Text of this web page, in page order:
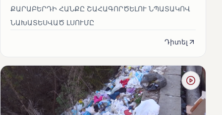
ՔԱՐԱԲԵՐԴԻ ՀԱՆՔԸ ՇԱՀԱԳՈՐԾԵԼՈՒ ՆՊԱՏԱԿՈՎ
ՆԱԽԱՏԵՍՎԱԾ ԼՍՈՒՄԸ
Դիտել